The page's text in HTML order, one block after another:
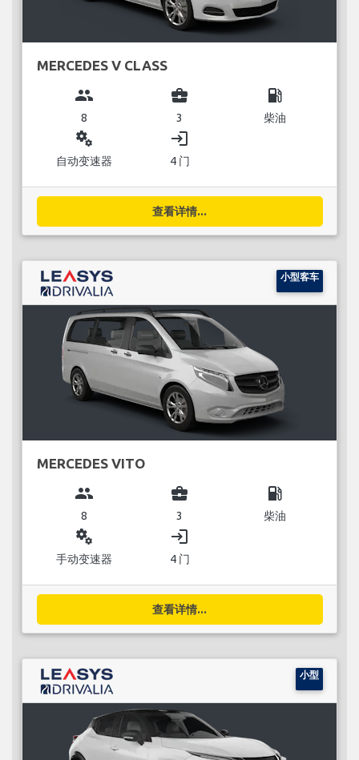
MERCEDES V CLASS
group
8
business_center
3
local_gas_station
柴油
miscellaneous_services
自动变速器
login
4 门
查看详情...
小型客车
MERCEDES VITO
group
8
business_center
3
local_gas_station
柴油
miscellaneous_services
手动变速器
login
4 门
查看详情...
小型